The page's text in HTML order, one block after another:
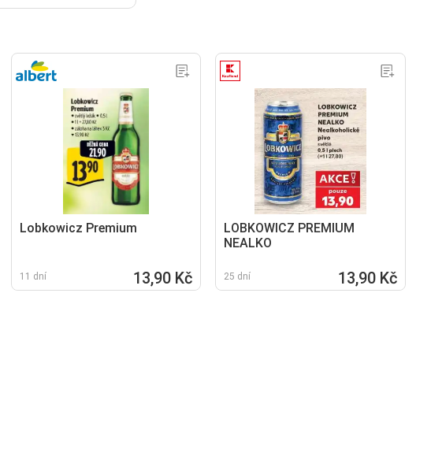
Lobkowicz Premium
11 dní 13,90 Kč
LOBKOWICZ PREMIUM
NEALKO
25 dní 13,90 Kč